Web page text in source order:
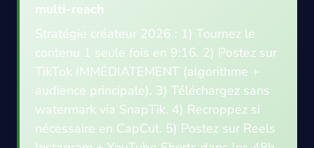
multi-reach
Stratégie créateur 2026 : 1) Tournez le
contenu 1 seule fois en 9:16. 2) Postez sur
TikTok IMMÉDIATEMENT (algorithme +
audience principale). 3) Téléchargez sans
watermark via SnapTik. 4) Recroppez si
nécessaire en CapCut. 5) Postez sur Reels